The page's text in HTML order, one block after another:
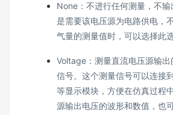
None：不进行任何测量，不输
是需要该电压源为电路供电，
气量的测量值时，可以选择此选
Voltage：测量直流电压源输
信号。这个测量信号可以连接
等显示模块，方便在仿真过程
源输出电压的波形和数值，也